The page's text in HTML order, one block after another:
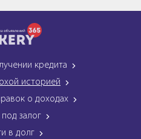
кредита
историей
о доходах
залог
в долг